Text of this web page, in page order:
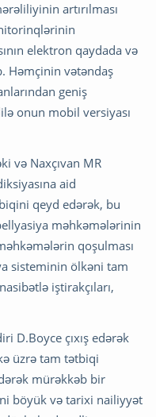
artırılması
elektron qaydada və
Həmçinin vətəndaş
geniş
onun mobil versiyası
və Naxçıvan MR
aid
qeyd edərək, bu
məhkəmələrinin
qoşulması
sisteminin ölkəni tam
iştirakçıları,
D.Boyce çıxış edərək
üzrə tam tətbiqi
mürəkkəb bir
böyük və tarixi nailiyyət